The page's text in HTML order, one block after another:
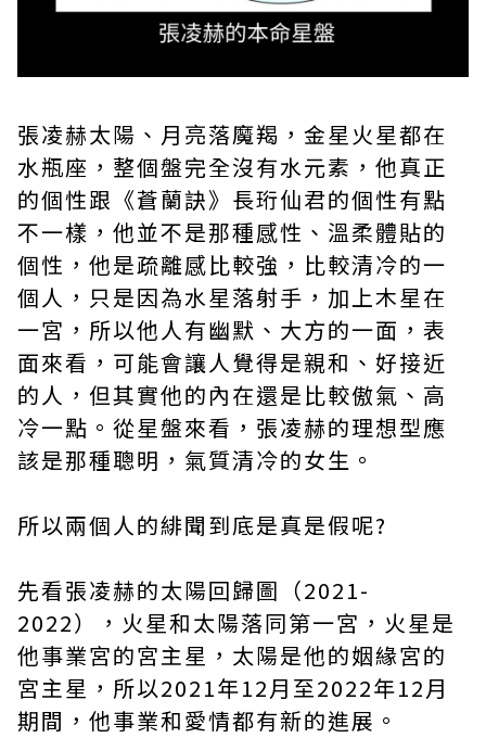
張凌赫太陽、月亮落魔羯，金星火星都在
水瓶座，整個盤完全沒有水元素，他真正
的個性跟《蒼蘭訣》長珩仙君的個性有點
不一樣，他並不是那種感性、溫柔體貼的
個性，他是疏離感比較強，比較清冷的一
個人，只是因為水星落射手，加上木星在
一宮，所以他人有幽默、大方的一面，表
面來看，可能會讓人覺得是親和、好接近
的人，但其實他的內在還是比較傲氣、高
冷一點。從星盤來看，張凌赫的理想型應
該是那種聰明，氣質清冷的女生。
所以兩個人的緋聞到底是真是假呢?
先看張凌赫的太陽回歸圖（2021-
2022），火星和太陽落同第一宮，火星是
他事業宮的宮主星，太陽是他的姻緣宮的
宮主星，所以2021年12月至2022年12月
期間，他事業和愛情都有新的進展。